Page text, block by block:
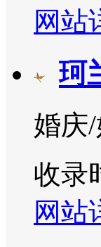
网站
珂
婚庆
收录
网站